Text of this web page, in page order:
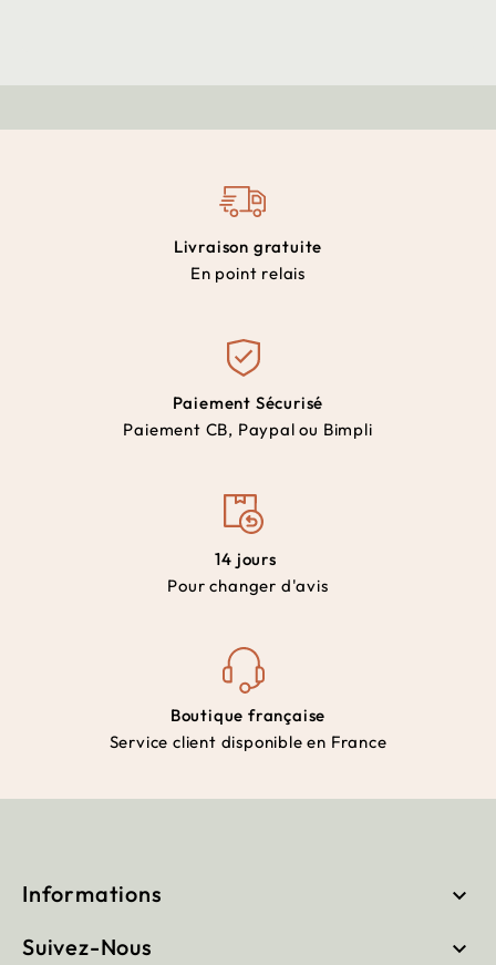
Livraison gratuite
En point relais
Paiement Sécurisé
Paiement CB, Paypal ou Bimpli
14 jours
Pour changer d'avis
Boutique française
Service client disponible en France
Informations 
Suivez-Nous 